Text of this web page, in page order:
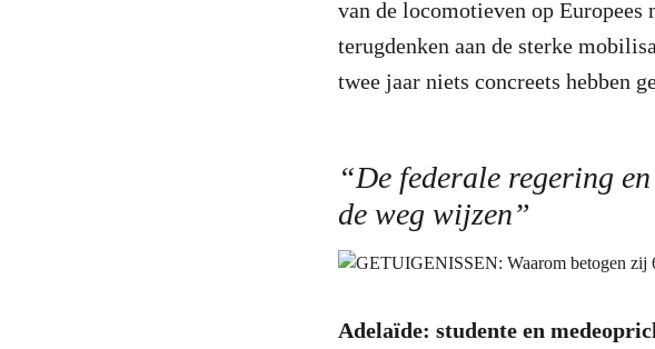
van de locomotieven op
terugdenken aan de sterke
twee jaar niets concreets hebben
“De federale regering
de weg wijzen”
Adelaïde: studente en